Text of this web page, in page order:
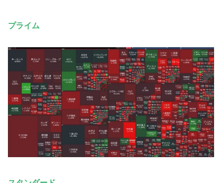
プライム